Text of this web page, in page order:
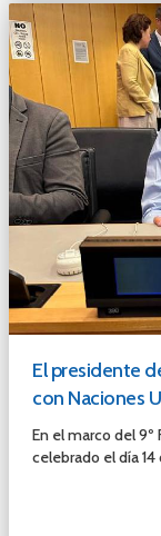
El presidente
con Naciones
En el marco del 9º
celebrado el día 14